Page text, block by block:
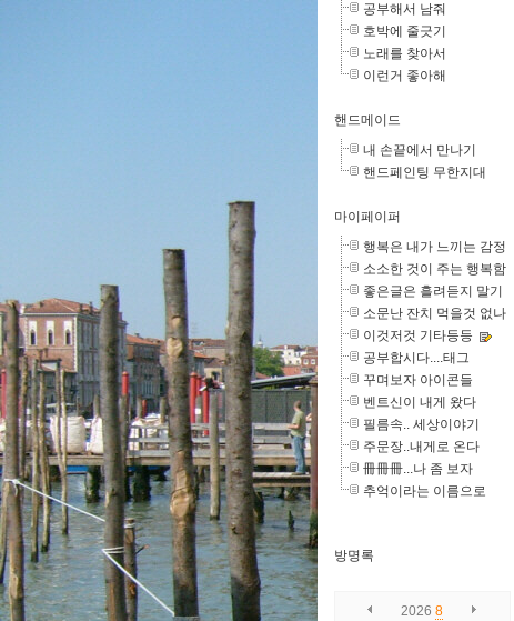
공부해서 남줘
호박에 줄긋기
노래를 찾아서
이런거 좋아해
핸드메이드
내 손끝에서 만나기
핸드페인팅 무한지대
마이페이퍼
행복은 내가 느끼는 감정
소소한 것이 주는 행복함
좋은글은 흘려듣지 말기
소문난 잔치 먹을것 없나
이것저것 기타등등
공부합시다....태그
꾸며보자 아이콘들
벤트신이 내게 왔다
필름속.. 세상이야기
주문장..내게로 온다
冊冊冊...나 좀 보자
추억이라는 이름으로
방명록
2026 8